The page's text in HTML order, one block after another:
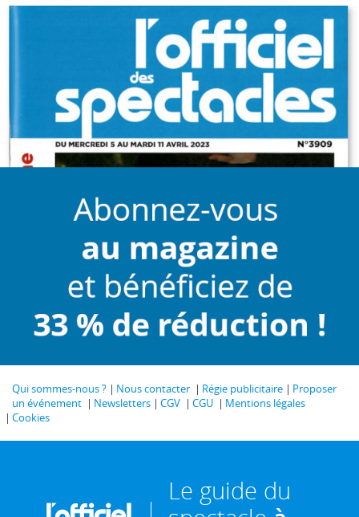
Qui sommes-nous ? Nous contacter Régie publicitaire
Proposer
un événement
Newsletters CGV CGU
Mentions légales
Cookies
Le guide du